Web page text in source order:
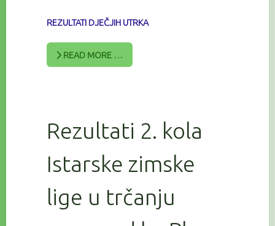
REZULTATI DJEČJIH UTRKA
READ MORE …
Rezultati 2. kola
Istarske zimske
lige u trčanju